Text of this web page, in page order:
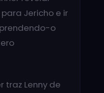
Jericho e ir
o
traz Lenny de